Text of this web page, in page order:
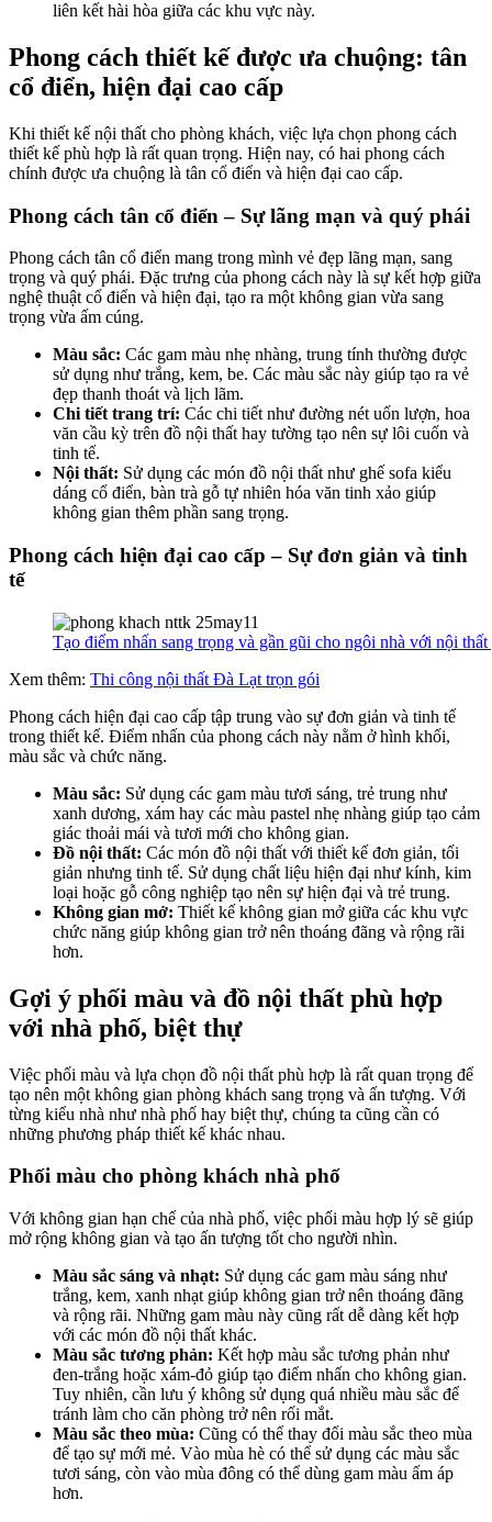
liên kết hài hòa giữa các khu vực này.
Phong cách thiết kế được ưa chuộng: tân
cổ điển, hiện đại cao cấp
Khi thiết kế nội thất cho phòng khách, việc lựa chọn phong cách
thiết kế phù hợp là rất quan trọng. Hiện nay, có hai phong cách
chính được ưa chuộng là tân cổ điển và hiện đại cao cấp.
Phong cách tân cổ điển – Sự lãng mạn và quý phái
Phong cách tân cổ điển mang trong mình vẻ đẹp lãng mạn, sang
trọng và quý phái. Đặc trưng của phong cách này là sự kết hợp giữa
nghệ thuật cổ điển và hiện đại, tạo ra một không gian vừa sang
trọng vừa ấm cúng.
Màu sắc: Các gam màu nhẹ nhàng, trung tính thường được
sử dụng như trắng, kem, be. Các màu sắc này giúp tạo ra vẻ
đẹp thanh thoát và lịch lãm.
Chi tiết trang trí: Các chi tiết như đường nét uốn lượn, hoa
văn cầu kỳ trên đồ nội thất hay tường tạo nên sự lôi cuốn và
tinh tế.
Nội thất: Sử dụng các món đồ nội thất như ghế sofa kiểu
dáng cổ điển, bàn trà gỗ tự nhiên hóa văn tinh xảo giúp
không gian thêm phần sang trọng.
Phong cách hiện đại cao cấp – Sự đơn giản và tinh
tế
Tạo điểm nhấn sang trọng và gần gũi cho ngôi nhà với nội thất
Xem thêm: Thi công nội thất Đà Lạt trọn gói
Phong cách hiện đại cao cấp tập trung vào sự đơn giản và tinh tế
trong thiết kế. Điểm nhấn của phong cách này nằm ở hình khối,
màu sắc và chức năng.
Màu sắc: Sử dụng các gam màu tươi sáng, trẻ trung như
xanh dương, xám hay các màu pastel nhẹ nhàng giúp tạo cảm
giác thoải mái và tươi mới cho không gian.
Đồ nội thất: Các món đồ nội thất với thiết kế đơn giản, tối
giản nhưng tinh tế. Sử dụng chất liệu hiện đại như kính, kim
loại hoặc gỗ công nghiệp tạo nên sự hiện đại và trẻ trung.
Không gian mở: Thiết kế không gian mở giữa các khu vực
chức năng giúp không gian trở nên thoáng đãng và rộng rãi
hơn.
Gợi ý phối màu và đồ nội thất phù hợp
với nhà phố, biệt thự
Việc phối màu và lựa chọn đồ nội thất phù hợp là rất quan trọng để
tạo nên một không gian phòng khách sang trọng và ấn tượng. Với
từng kiểu nhà như nhà phố hay biệt thự, chúng ta cũng cần có
những phương pháp thiết kế khác nhau.
Phối màu cho phòng khách nhà phố
Với không gian hạn chế của nhà phố, việc phối màu hợp lý sẽ giúp
mở rộng không gian và tạo ấn tượng tốt cho người nhìn.
Màu sắc sáng và nhạt: Sử dụng các gam màu sáng như
trắng, kem, xanh nhạt giúp không gian trở nên thoáng đãng
và rộng rãi. Những gam màu này cũng rất dễ dàng kết hợp
với các món đồ nội thất khác.
Màu sắc tương phản: Kết hợp màu sắc tương phản như
đen-trắng hoặc xám-đỏ giúp tạo điểm nhấn cho không gian.
Tuy nhiên, cần lưu ý không sử dụng quá nhiều màu sắc để
tránh làm cho căn phòng trở nên rối mắt.
Màu sắc theo mùa: Cũng có thể thay đổi màu sắc theo mùa
để tạo sự mới mẻ. Vào mùa hè có thể sử dụng các màu sắc
tươi sáng, còn vào mùa đông có thể dùng gam màu ấm áp
hơn.